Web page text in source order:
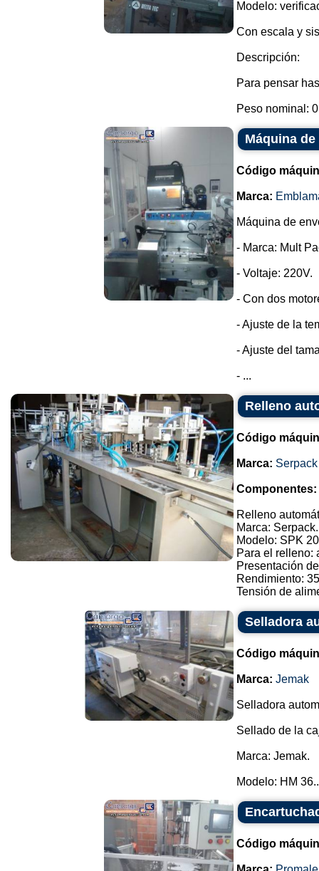
Modelo:
Con escala y
Descripción:
Para pensar
Peso nominal:
Máquina
Código
Marca:
Máquina de
- Marca: Mult
- Voltaje: 220V.
- Con dos
- Ajuste de la
- Ajuste del
- ...
Relleno
Código
Marca: Serpack
Componentes:
Relleno
Marca: Serpack.
Modelo: SPK
Para el relleno:
Presentación
Rendimiento:
Tensión de
Selladora
Código
Marca: Jemak
Selladora
Sellado de la
Marca: Jemak.
Modelo: HM
Código